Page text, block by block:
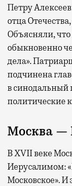
Петру
отца
Объясняли,
обыкновенно
дела».
подчинена
в синодальный
политические
Москва —
В XVII веке
Иерусалимом:
Московское». И